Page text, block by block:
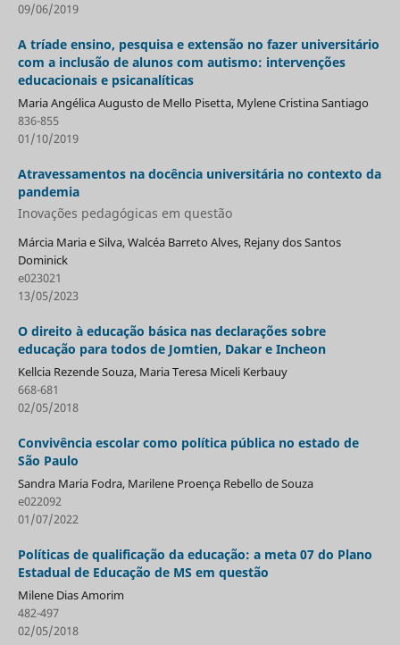
09/06/2019
A tríade ensino, pesquisa e extensão no fazer universitário
com a inclusão de alunos com autismo: intervenções
educacionais e psicanalíticas
Maria Angélica Augusto de Mello Pisetta, Mylene Cristina Santiago
836-855
01/10/2019
Atravessamentos na docência universitária no contexto da
pandemia
Inovações pedagógicas em questão
Márcia Maria e Silva, Walcéa Barreto Alves, Rejany dos Santos
Dominick
e023021
13/05/2023
O direito à educação básica nas declarações sobre
educação para todos de Jomtien, Dakar e Incheon
Kellcia Rezende Souza, Maria Teresa Miceli Kerbauy
668-681
02/05/2018
Convivência escolar como política pública no estado de
São Paulo
Sandra Maria Fodra, Marilene Proença Rebello de Souza
e022092
01/07/2022
Políticas de qualificação da educação: a meta 07 do Plano
Estadual de Educação de MS em questão
Milene Dias Amorim
482-497
02/05/2018